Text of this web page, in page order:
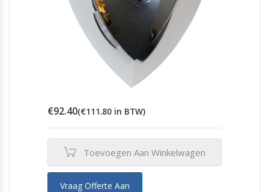
€92.40(€111.80 in BTW)
Toevoegen Aan Winkelwagen
Vraag Offerte Aan